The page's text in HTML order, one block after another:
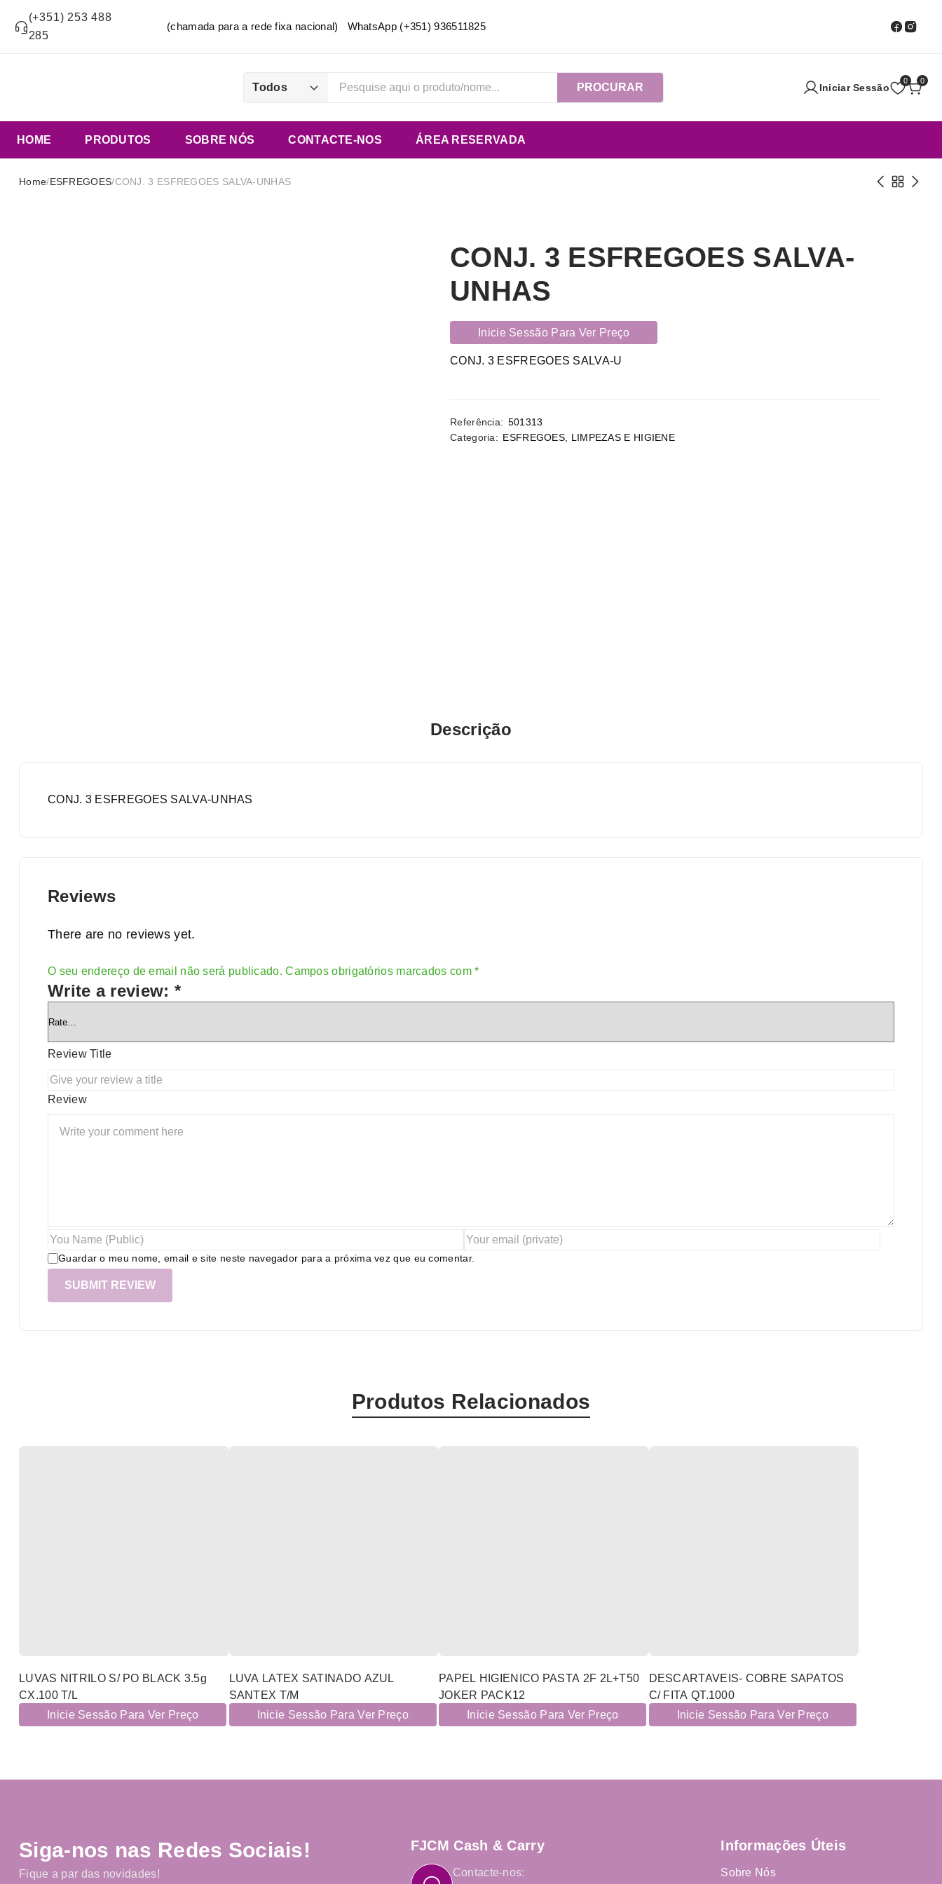
(+351) 253 488
285
(chamada para a rede fixa nacional) WhatsApp (+351) 936511825
Todos PROCURAR Iniciar Sessão
0 0
HOME PRODUTOS SOBRE NÓS CONTACTE-NOS ÁREA RESERVADA
Home/ESFREGOES/CONJ. 3 ESFREGOES SALVA-UNHAS
CONJ. 3 ESFREGOES SALVA-
UNHAS
Inicie Sessão Para Ver Preço
CONJ. 3 ESFREGOES SALVA-U
Referência: 501313
Categoria: ESFREGOES LIMPEZAS E HIGIENE
Descrição
CONJ. 3 ESFREGOES SALVA-UNHAS
Reviews
There are no reviews yet.
O seu endereço de email não será publicado. Campos obrigatórios marcados com*
Write a review: *
Review Title
Review
Guardar o meu nome, email e site neste navegador para a próxima vez que eu comentar.
Produtos Relacionados
LUVAS NITRILO S/ PO BLACK 3.5g
CX.100 T/L
Inicie Sessão Para Ver Preço
LUVA LATEX SATINADO AZUL
SANTEX T/M
Inicie Sessão Para Ver Preço
PAPEL HIGIENICO PASTA 2F 2L+T50
JOKER PACK12
Inicie Sessão Para Ver Preço
DESCARTAVEIS- COBRE SAPATOS
C/ FITA QT.1000
Inicie Sessão Para Ver Preço
Siga-nos nas Redes Sociais!
Fique a par das novidades!
FJCM Cash & Carry
Contacte-nos:
Informações Úteis
Sobre Nós